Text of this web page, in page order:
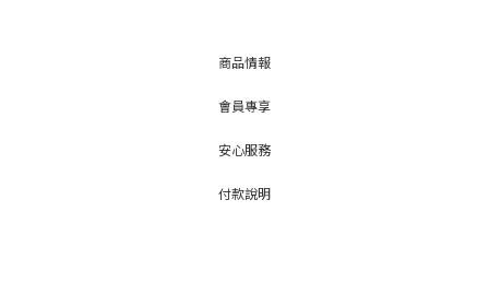
商品情報
會員專享
安心服務
付款說明